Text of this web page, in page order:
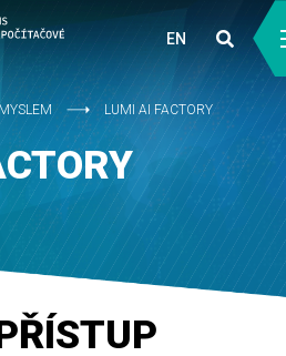
EN
LUMI AI FACTORY